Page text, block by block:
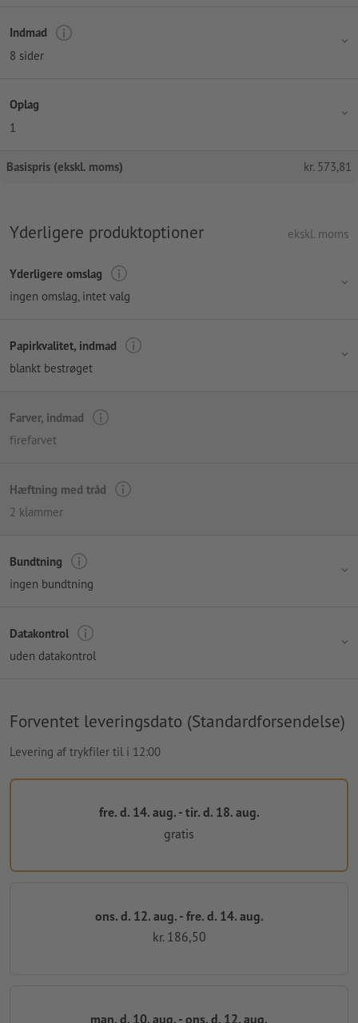
Indmad
8 sider
Oplag
1
Basispris (ekskl. moms) kr. 573,81
Yderligere produktoptioner ekskl. moms
Yderligere omslag
ingen omslag, intet valg
Papirkvalitet, indmad
blankt bestrøget
Farver, indmad
firefarvet
Hæftning med tråd
2 klammer
Bundtning
ingen bundtning
Datakontrol
uden datakontrol
Forventet leveringsdato (Standardforsendelse)
Levering af trykfiler til i 12:00
fre. d. 14. aug. - tir. d. 18. aug.
gratis
ons. d. 12. aug. - fre. d. 14. aug.
kr. 186,50
man. d. 10. aug. - ons. d. 12. aug.